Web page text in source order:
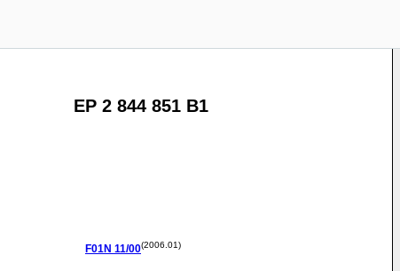
EP 2 844 851 B1
F01N 11/00(2006.01)